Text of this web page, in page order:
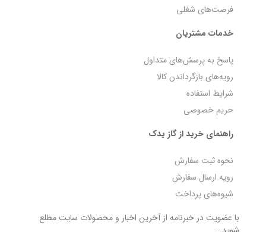
فرصت‌های شغلی
خدمات مشتریان
پاسخ به پرسش‌های متداول
رویه‌های بازگرداندن کالا
شرایط استفاده
حریم خصوصی
راهنمای خرید از گاز یدک
نحوه ثبت سفارش
رویه ارسال سفارش
شیوه‌های پرداخت
با عضویت در خبرنامه از آخرین اخبار و محصولات سایت مطلع